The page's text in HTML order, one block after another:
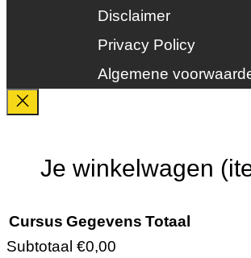
Duurzaamheid
Veiligheid
Disclaimer
Privacy Policy
Algemene
Je winkelwagen
Cursus Gegevens Totaal
Subtotaal €0,00